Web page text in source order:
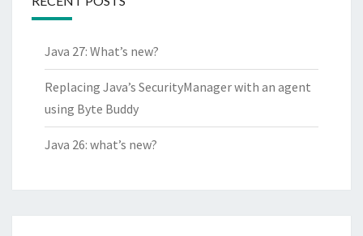
Java 27: What’s new?
Replacing Java’s SecurityManager with an agent
using Byte Buddy
Java 26: what’s new?